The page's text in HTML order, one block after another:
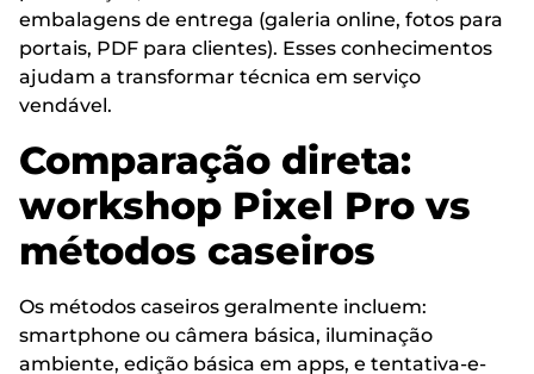
embalagens de entrega (galeria online, fotos para
portais, PDF para clientes). Esses conhecimentos
ajudam a transformar técnica em serviço
vendável.
Comparação direta:
workshop Pixel Pro vs
métodos caseiros
Os métodos caseiros geralmente incluem:
smartphone ou câmera básica, iluminação
ambiente, edição básica em apps, e tentativa-e-